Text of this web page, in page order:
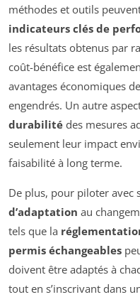
méthodes et outils
indicateurs clés de
les résultats obtenus par
coût-bénéfice est
avantages économiques
engendrés. Un autre
durabilité des mesures
seulement leur impact
faisabilité à long terme.
De plus, pour piloter avec
d’adaptation au
tels que la
permis échangeables
doivent être adaptés à
tout en s’inscrivant dans